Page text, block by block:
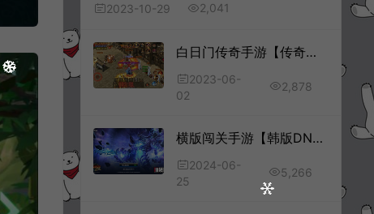
2023-10-29 2,041
白日门传奇手游【传奇永恒单职业】6月最新整理Win一键服务端+GM后台+安卓+详细搭建教程+视频教程
2023-06-
02
2,878
横版闯关手游【韩版DNF70级版】6月最新整理Win一键服务端+配置工具+GM授权后台+安卓+免热更客户端+详细搭建教程+视频教程
2024-06-
25
5,266